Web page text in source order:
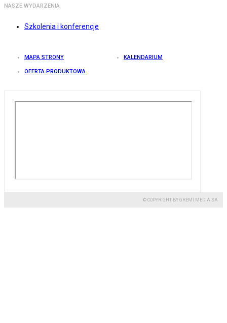
NASZE WYDARZENIA
Szkolenia i konferencje
MAPA STRONY KALENDARIUM
OFERTA PRODUKTOWA
© COPYRIGHT BY GREMI MEDIA SA